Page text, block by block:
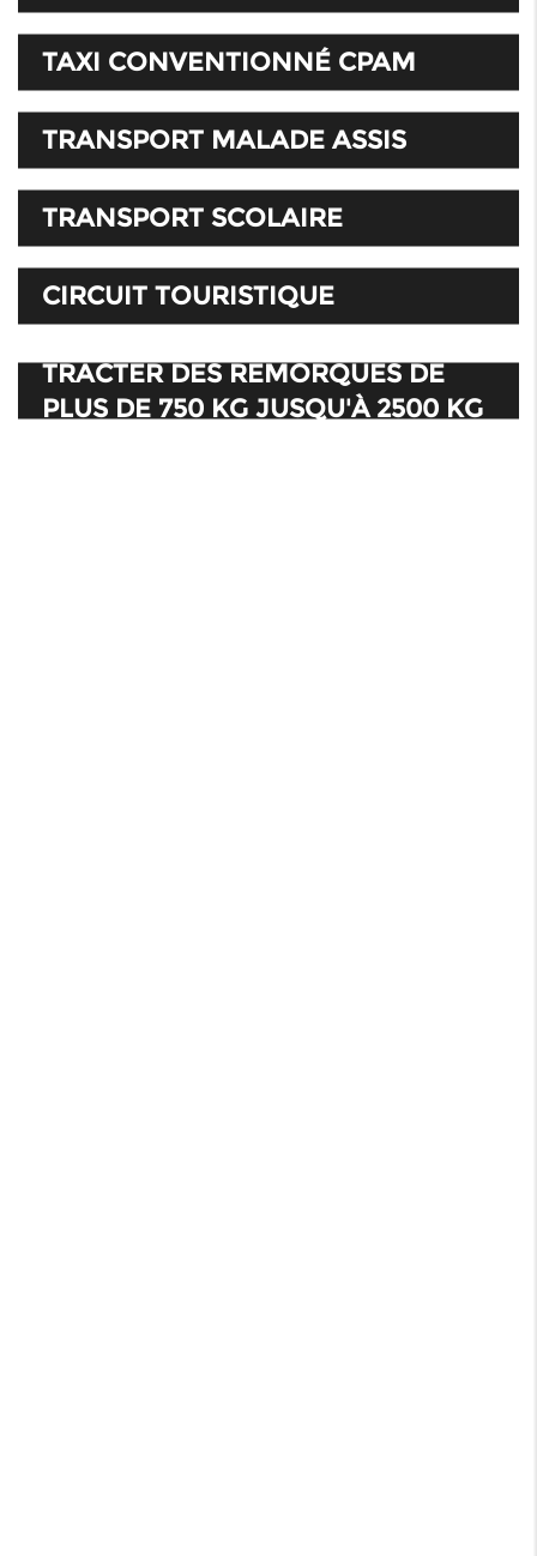
TAXI CONVENTIONNÉ CPAM
TRANSPORT MALADE ASSIS
TRANSPORT SCOLAIRE
CIRCUIT TOURISTIQUE
TRACTER DES REMORQUES DE
PLUS DE 750 KG JUSQU'À 2500 KG